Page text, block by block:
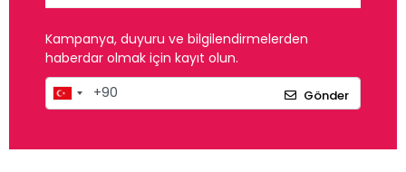
Kampanya, duyuru ve bilgilendirmelerden
haberdar olmak için kayıt olun.
Gönder